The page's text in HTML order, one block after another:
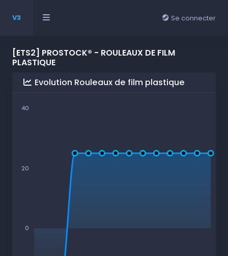
V3 Se connecter
[ETS2] PROSTOCK® - ROULEAUX DE FILM
PLASTIQUE
Evolution Rouleaux de film plastique
40
20
0